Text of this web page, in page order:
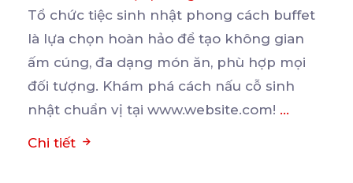
Tổ chức tiệc sinh nhật phong cách buffet
là lựa chọn hoàn hảo để tạo không gian
ấm cúng, đa dạng món ăn, phù hợp mọi
đối tượng. Khám phá cách nấu cỗ sinh
nhật chuẩn vị tại www.website.com! ...
Chi tiết